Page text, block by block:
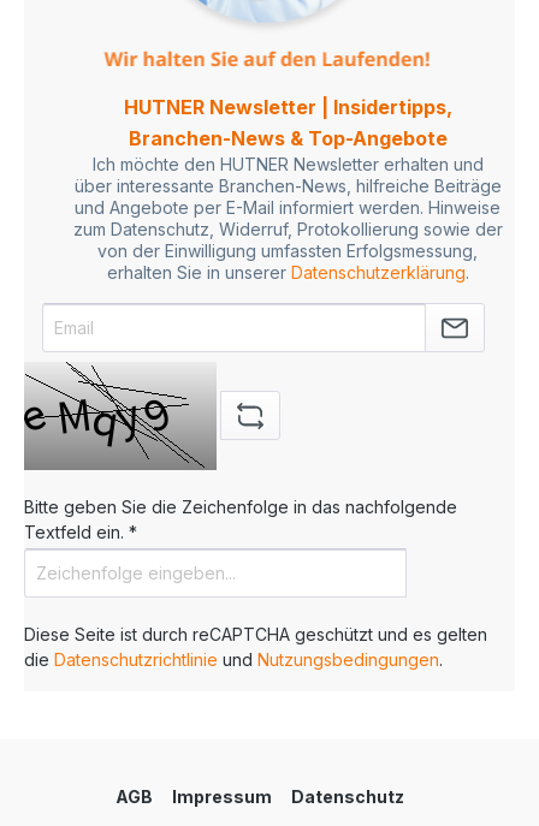
HUTNER Newsletter | Insidertipps,
Branchen-News & Top-Angebote
Ich möchte den HUTNER Newsletter erhalten und
über interessante Branchen-News, hilfreiche Beiträge
und Angebote per E-Mail informiert werden. Hinweise
zum Datenschutz, Widerruf, Protokollierung sowie der
von der Einwilligung umfassten Erfolgsmessung,
erhalten Sie in unserer Datenschutzerklärung.
Bitte geben Sie die Zeichenfolge in das nachfolgende
Textfeld ein. *
Diese Seite ist durch reCAPTCHA geschützt und es gelten
die Datenschutzrichtlinie und Nutzungsbedingungen.
AGB Impressum
Datenschutz